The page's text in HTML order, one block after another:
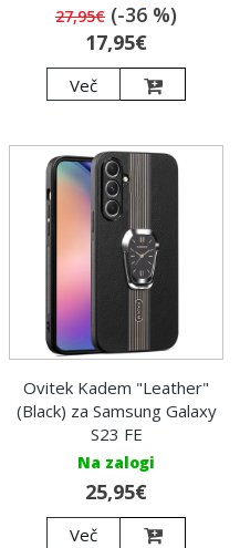
27,95€ (-36 %)
17,95€
Več
Ovitek Kadem "Leather"
(Black) za Samsung Galaxy
S23 FE
Na zalogi
25,95€
Več